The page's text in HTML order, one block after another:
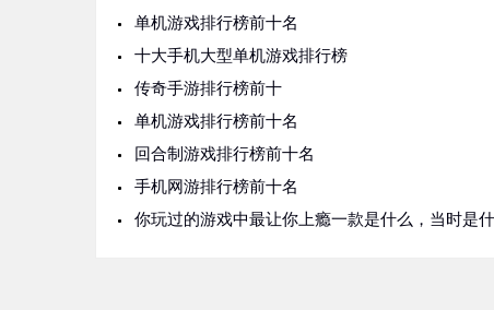
单机游戏排行榜前十名
十大手机大型单机游戏排行榜
传奇手游排行榜前十
单机游戏排行榜前十名
回合制游戏排行榜前十名
手机网游排行榜前十名